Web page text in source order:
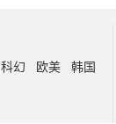
科幻 欧美
韩国